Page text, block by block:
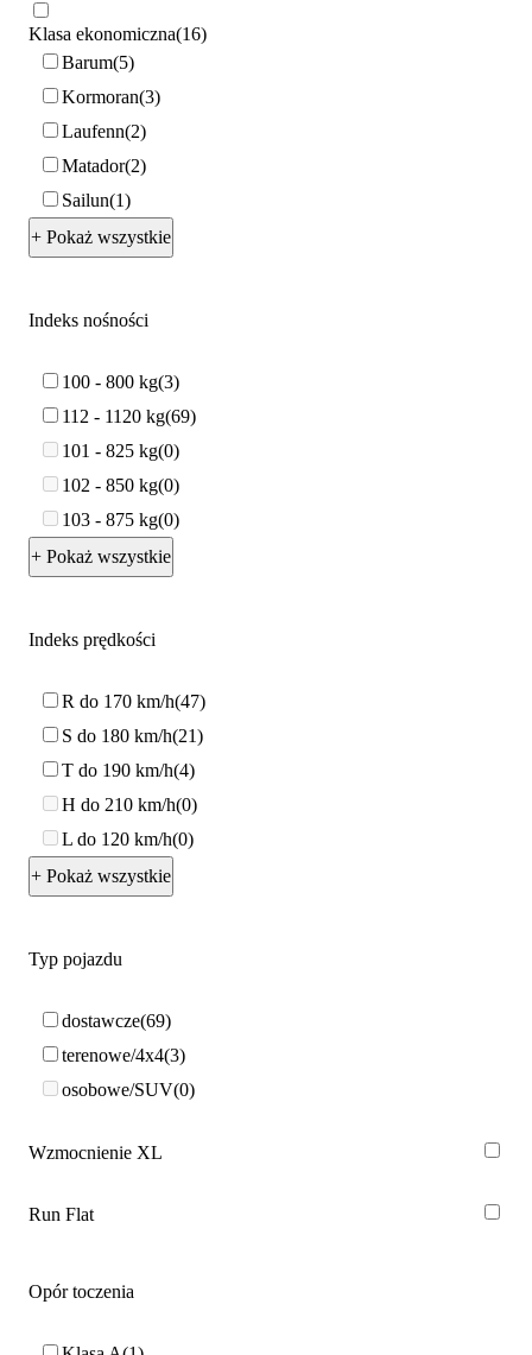
Klasa ekonomiczna 16
Barum 5
Kormoran 3
Laufenn 2
Matador 2
Sailun 1
+ Pokaż wszystkie
Indeks nośności
100 - 800 kg 3
112 - 1120 kg 69
101 - 825 kg 0
102 - 850 kg 0
103 - 875 kg 0
+ Pokaż wszystkie
Indeks prędkości
R do 170 km/h 47
S do 180 km/h 21
T do 190 km/h 4
H do 210 km/h 0
L do 120 km/h 0
+ Pokaż wszystkie
Typ pojazdu
dostawcze 69
terenowe/4x4 3
osobowe/SUV 0
Wzmocnienie XL
Run Flat
Opór toczenia